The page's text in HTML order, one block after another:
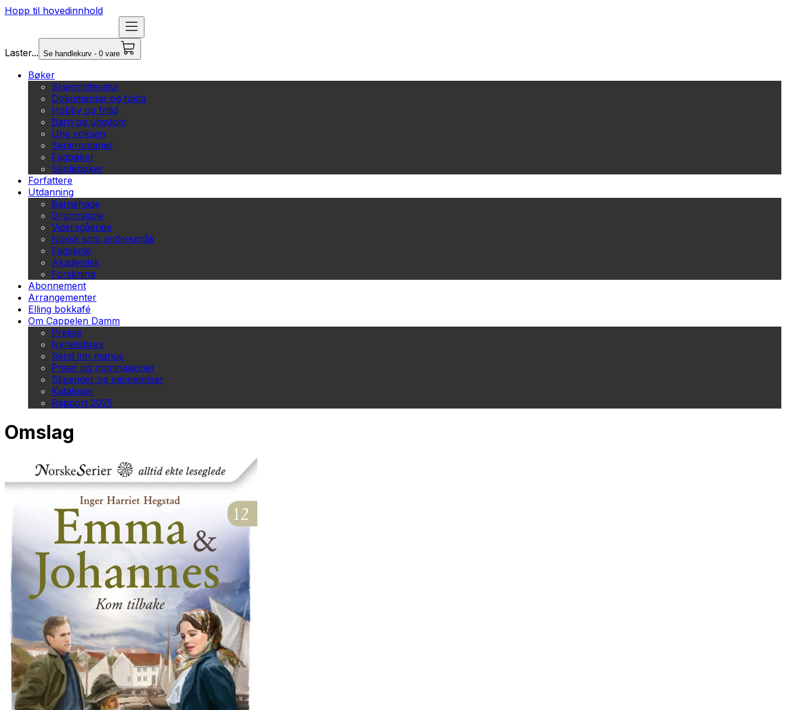
Hopp til hovedinnhold
Laster... Se handlekurv - 0 vare
Bøker
Skjønnlitteratur
Dokumentar og fakta
Hobby og fritid
Barn og ungdom
Ung voksen
Serieromaner
Fagbøker
Skolebøker
Forfattere
Utdanning
Barnehage
Grunnskole
Videregående
Norsk som andrespråk
Fagskole
Akademisk
Forskning
Abonnement
Arrangementer
Elling bokkafé
Om Cappelen Damm
Presse
Nyhetsbrev
Send inn manus
Priser og nominasjoner
Stipender og minnepriser
Kataloger
Rapport 2025
Omslag